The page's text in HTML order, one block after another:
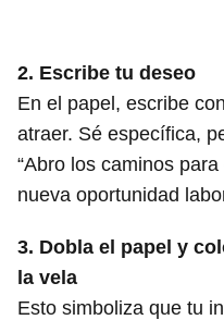
2. Escribe tu deseo
En el papel, escribe
atraer. Sé específica,
“Abro los caminos
nueva oportunidad
3. Dobla el papel y
la vela
Esto simboliza que tu